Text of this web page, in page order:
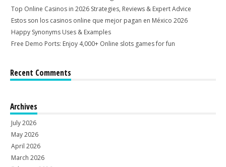
Top Online Casinos in 2026 Strategies, Reviews & Expert Advice
Estos son los casinos online que mejor pagan en México 2026
Happy Synonyms Uses & Examples
Free Demo Ports: Enjoy 4,000+ Online slots games for fun
Recent Comments
Archives
July 2026
May 2026
April 2026
March 2026